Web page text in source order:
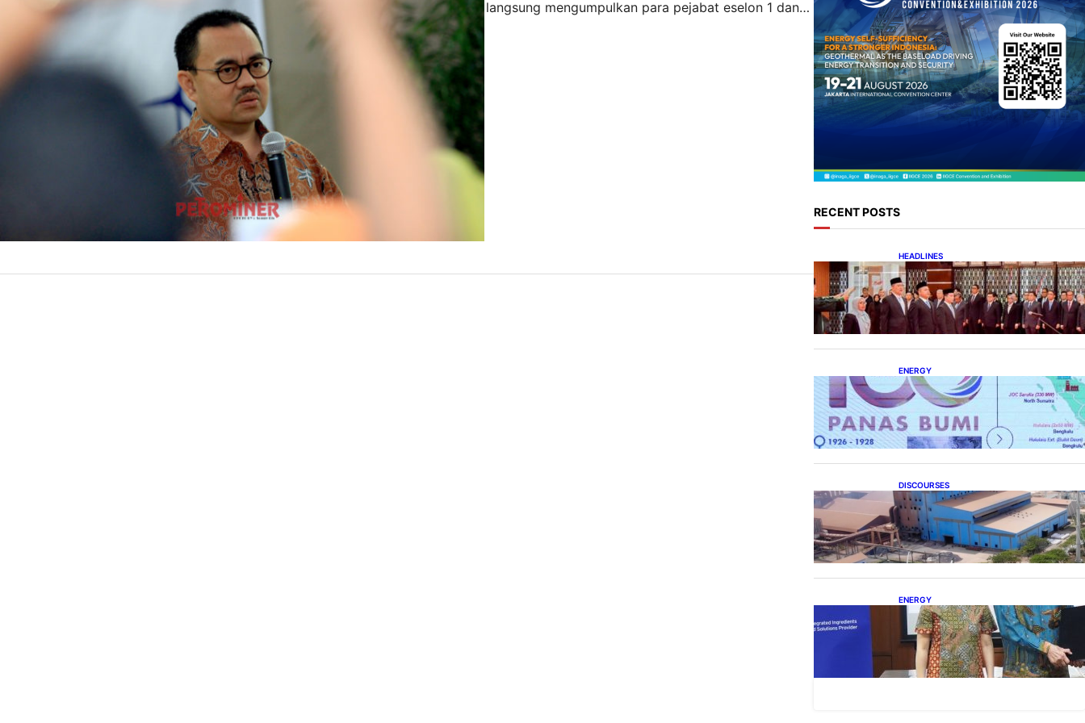
Daya Mineral (ESDM) Sudirman Said langsung mengumpulkan para pejabat eselon 1 dan 2
Kementerian ESDM, Rabu siang (27/7). Kesempatan itupun dimanfaatkan untuk berpamitan
kepada para mantan bawahannya. Sebelum berpamitan, Sudirman bersama jajaran Eselon
1 dan Eselon 2 mengadakan makan siang bersama. Para awak media…
by
RECENT POSTS
HEADLINES
Lana Saria Dilantik Sebagai
Kepala Badan Geologi
ENERGY
Momentum 100 Tahun Panas
Bumi untuk Akselerasi
Pertumbuhan
DISCOURSES
Manfaat Hilirisasi Belum
Merata, Pemerintah Perlu Kaji
Ulang Skema DBH
ENERGY
Dukung Operasional, Lautan
Luas Perkuat Implementasi
Solusi Energi Terbarukan